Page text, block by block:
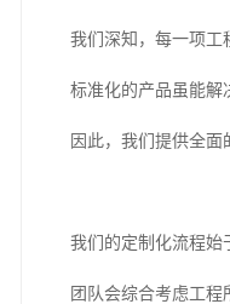
我们深知，每一项工
标准化的产品虽能解
因此，我们提供全
我们的定制化流程始
团队会综合考虑工程